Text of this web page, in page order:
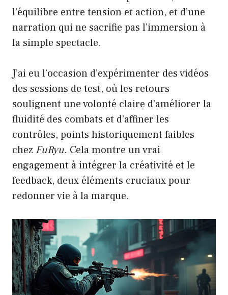
l’équilibre entre tension et action, et d’une
narration qui ne sacrifie pas l’immersion à
la simple spectacle.
J’ai eu l’occasion d’expérimenter des vidéos
des sessions de test, où les retours
soulignent une volonté claire d’améliorer la
fluidité des combats et d’affiner les
contrôles, points historiquement faibles
chez FuRyu. Cela montre un vrai
engagement à intégrer la créativité et le
feedback, deux éléments cruciaux pour
redonner vie à la marque.